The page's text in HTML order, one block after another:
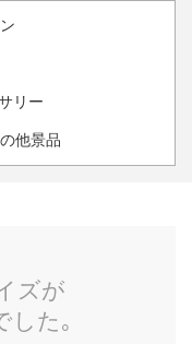
リー
他景品